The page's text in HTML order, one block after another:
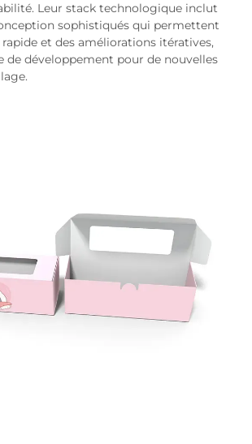
Leur stack technologique inclut
sophistiqués qui permettent
et des améliorations itératives,
de développement pour de nouvelles